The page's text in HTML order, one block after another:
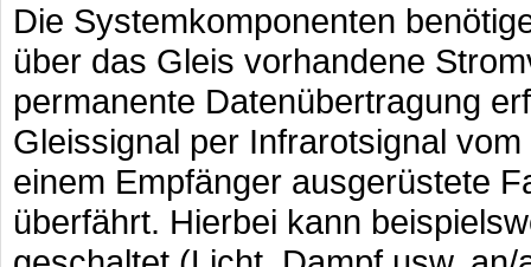
Die Systemkomponenten
über das Gleis vorhandene
permanente Datenübertragung
Gleissignal per Infrarotsignal
einem Empfänger ausgerüstete
überfährt. Hierbei kann